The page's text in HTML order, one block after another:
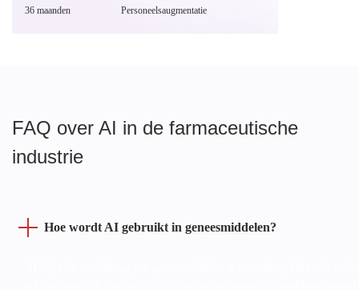
36 maanden
Personeelsaugmentatie
FAQ over AI in de farmaceutische
industrie
Hoe wordt AI gebruikt in geneesmiddelen?